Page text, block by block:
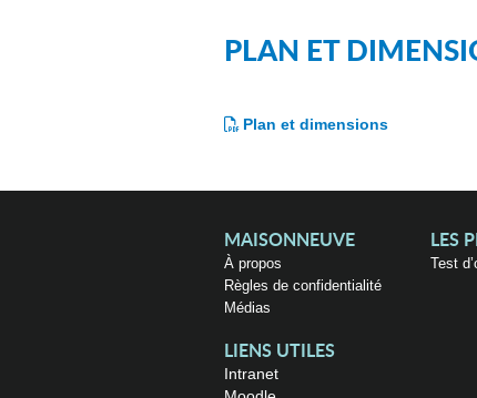
PLAN ET
Plan et dimensions
MAISONNEUVE
À propos
Règles de confidentialité
Médias
LES
Test
LIENS UTILES
Intranet